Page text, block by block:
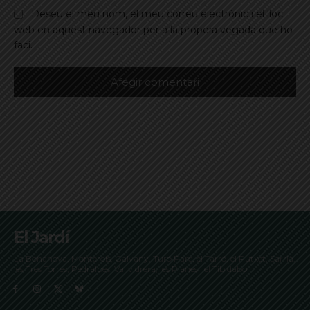
Deseu el meu nom, el meu correu electrònic i el lloc
web en aquest navegador per a la propera vegada que ho
faci.
El Jardí
La Bonanova, Monterols, Galvany, Turó Parc, el Farró, el Putxet, Sarrià,
les Tres Torres, Pedralbes, Vallvidrera, les Planes i el Tibidabo